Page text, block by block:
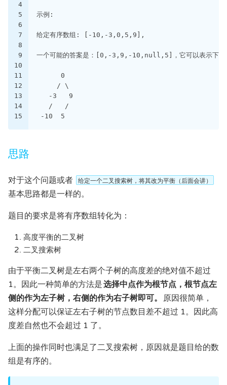
4
5
6
7
8
9
10
11
12
13
14
15
示例:
给定有序数组: [-10,-3,0,5,9],
一个可能的答案是：[0,-3,9,-10,null,5]，它可以表示下面这
      0
     / \
   -3   9
   /   /
-10  5
思路
对于这个问题或者 给定一个二叉搜索树，将其改为平衡（后面会讲）
基本思路都是一样的。
题目的要求是将有序数组转化为：
高度平衡的二叉树
二叉搜索树
由于平衡二叉树是左右两个子树的高度差的绝对值不超过
1。因此一种简单的方法是选择中点作为根节点，根节点左
侧的作为左子树，右侧的作为右子树即可。
原因很简单，
这样分配可以保证左右子树的节点数目差不超过 1。因此高
度差自然也不会超过 1 了。
上面的操作同时也满足了二叉搜索树，原因就是题目给的数
组是有序的。